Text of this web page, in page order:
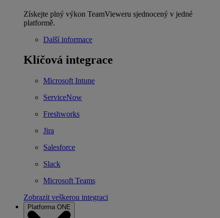
Získejte plný výkon TeamVieweru sjednocený v jedné
platformě.
Další informace
Klíčová integrace
Microsoft Intune
ServiceNow
Freshworks
Jira
Salesforce
Slack
Microsoft Teams
Zobrazit veškerou integraci
Platforma ONE